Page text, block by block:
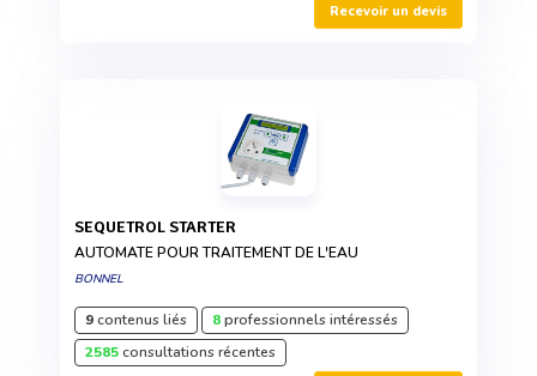
Recevoir un devis
SEQUETROL STARTER
AUTOMATE POUR TRAITEMENT DE L'EAU
BONNEL
9contenus liés 8professionnels intéressés
2585consultations récentes